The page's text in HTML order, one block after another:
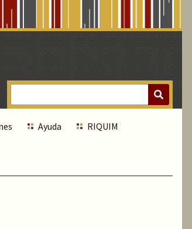
Ayuda RIQUIM